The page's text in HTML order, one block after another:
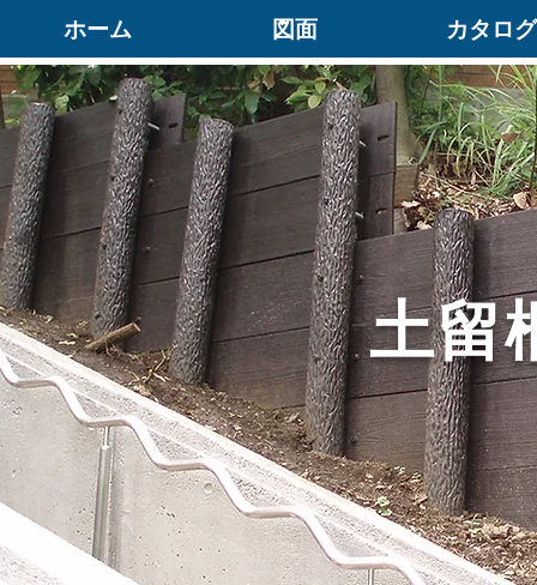
ホーム 図面 カタログ
土留